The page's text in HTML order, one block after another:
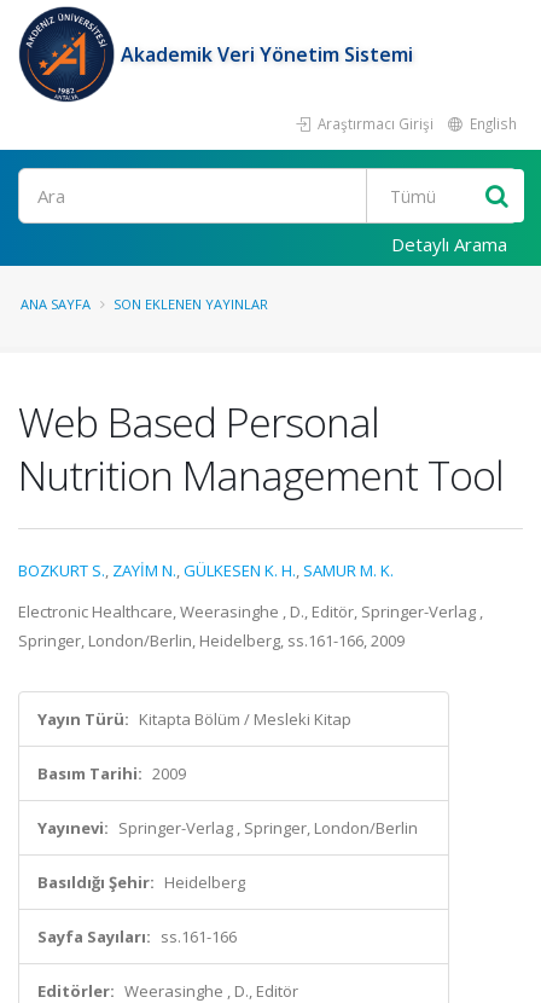
Akademik Veri Yönetim Sistemi
Araştırmacı Girişi English
Ara
Detaylı Arama
ANA SAYFA SON EKLENEN YAYINLAR
Web Based Personal
Nutrition Management Tool
BOZKURT S., ZAYİM N.,GÜLKESEN K. H., SAMUR M. K.
Electronic Healthcare, Weerasinghe , D., Editör, Springer-Verlag ,
Springer, London/Berlin, Heidelberg, ss.161-166, 2009
Yayın Türü: Kitapta Bölüm / Mesleki Kitap
Basım Tarihi: 2009
Yayınevi: Springer-Verlag , Springer, London/Berlin
Basıldığı Şehir: Heidelberg
Sayfa Sayıları: ss.161-166
Editörler: Weerasinghe , D., Editör